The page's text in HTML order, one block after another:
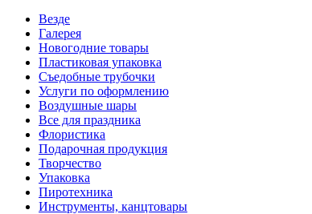
Везде
Галерея
Новогодние товары
Пластиковая упаковка
Съедобные трубочки
Услуги по оформлению
Воздушные шары
Все для праздника
Флористика
Подарочная продукция
Творчество
Упаковка
Пиротехника
Инструменты, канцтовары